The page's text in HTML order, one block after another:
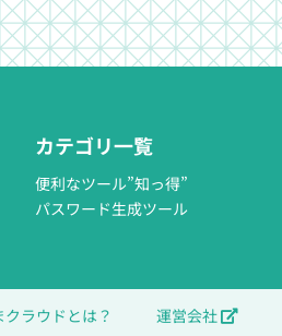
カテゴリ一覧
便利なツール”知っ得”
パスワード生成ツール
ラウドとは？ 運営会社